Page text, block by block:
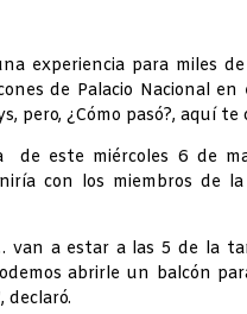
experiencia para miles
de Palacio Nacional en
pero, ¿Cómo pasó?, aquí te
de este miércoles 6 de
con los miembros de
van a estar a las 5 de la
abrirle un balcón
declaró.